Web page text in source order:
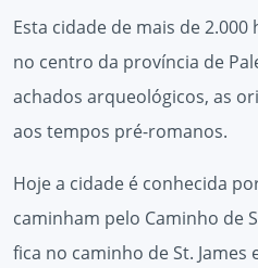
Esta cidade de mais de
no centro da província de
achados arqueológicos, as
aos tempos pré-romanos.
Hoje a cidade é conhecida
caminham pelo Caminho de
fica no caminho de St. James